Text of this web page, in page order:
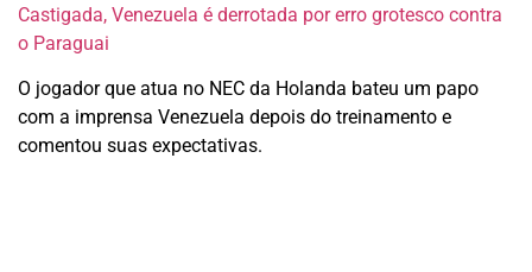
Castigada, Venezuela é derrotada por erro grotesco contra
o Paraguai
O jogador que atua no NEC da Holanda bateu um papo
com a imprensa Venezuela depois do treinamento e
comentou suas expectativas.